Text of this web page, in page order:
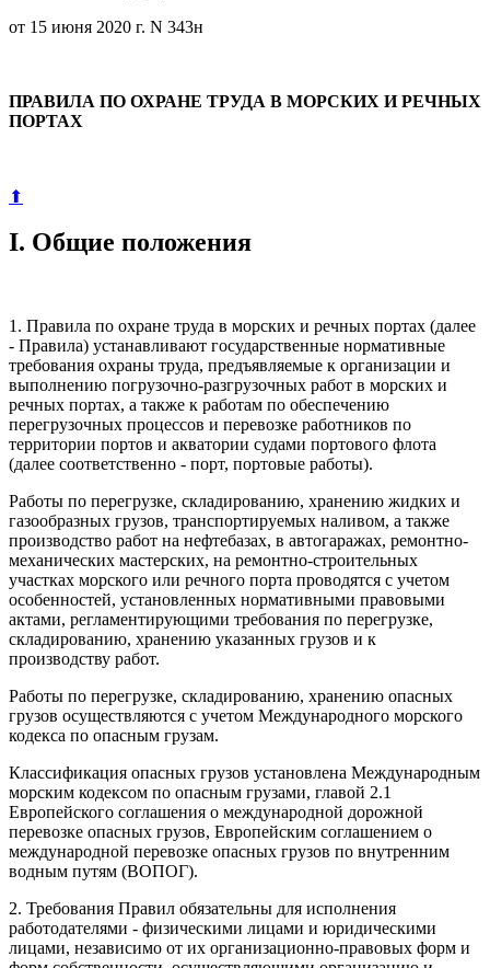
от 15 июня 2020 г. N 343н
ПРАВИЛА ПО ОХРАНЕ ТРУДА В МОРСКИХ И РЕЧНЫХ
ПОРТАХ
⬆
I. Общие положения
1. Правила по охране труда в морских и речных портах (далее
- Правила) устанавливают государственные нормативные
требования охраны труда, предъявляемые к организации и
выполнению погрузочно-разгрузочных работ в морских и
речных портах, а также к работам по обеспечению
перегрузочных процессов и перевозке работников по
территории портов и акватории судами портового флота
(далее соответственно - порт, портовые работы).
Работы по перегрузке, складированию, хранению жидких и
газообразных грузов, транспортируемых наливом, а также
производство работ на нефтебазах, в автогаражах, ремонтно-
механических мастерских, на ремонтно-строительных
участках морского или речного порта проводятся с учетом
особенностей, установленных нормативными правовыми
актами, регламентирующими требования по перегрузке,
складированию, хранению указанных грузов и к
производству работ.
Работы по перегрузке, складированию, хранению опасных
грузов осуществляются с учетом Международного морского
кодекса по опасным грузам.
Классификация опасных грузов установлена Международным
морским кодексом по опасным грузами, главой 2.1
Европейского соглашения о международной дорожной
перевозке опасных грузов, Европейским соглашением о
международной перевозке опасных грузов по внутренним
водным путям (ВОПОГ).
2. Требования Правил обязательны для исполнения
работодателями - физическими лицами и юридическими
лицами, независимо от их организационно-правовых форм и